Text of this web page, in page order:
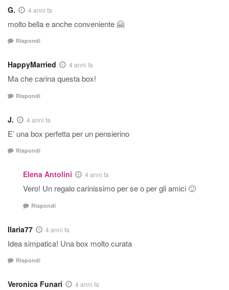
G. 4 anni fa
molto bella e anche conveniente 🤗
Rispondi
HappyMarried 4 anni fa
Ma che carina questa box!
Rispondi
J. 4 anni fa
E’ una box perfetta per un pensierino
Rispondi
Elena Antolini 4 anni fa
Vero! Un regalo carinissimo per se o per gli amici 🙂
Rispondi
Ilaria77 4 anni fa
Idea simpatica! Una box molto curata
Rispondi
Veronica Funari 4 anni fa